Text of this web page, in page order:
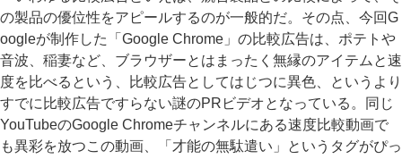
の製品の優位性をアピールするのが一般的だ。その点、今回G
oogleが制作した「Google Chrome」の比較広告は、ポテトや
音波、稲妻など、ブラウザーとはまったく無縁のアイテムと速
度を比べるという、比較広告としてはじつに異色、というより
すでに比較広告ですらない謎のPRビデオとなっている。同じ
YouTubeのGoogle Chromeチャンネルにある速度比較動画で
も異彩を放つこの動画、「才能の無駄遣い」というタグがぴっ